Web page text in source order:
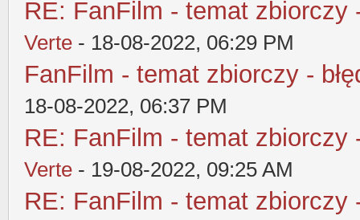
RE: FanFilm - temat zbiorczy
Verte - 18-08-2022, 06:29 PM
FanFilm - temat zbiorczy -
18-08-2022, 06:37 PM
RE: FanFilm - temat zbiorczy
Verte - 19-08-2022, 09:25 AM
RE: FanFilm - temat zbiorczy